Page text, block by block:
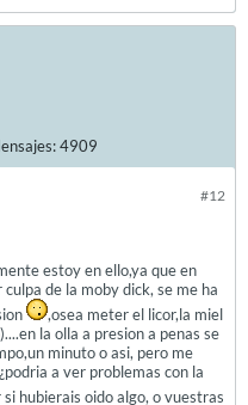
4909
#12
estoy en ello,ya que en
de la moby dick, se me ha
,osea meter el licor,la miel
la olla a presion a penas se
minuto o asi, pero me
a ver problemas con la
si hubierais oido algo, o vuestras